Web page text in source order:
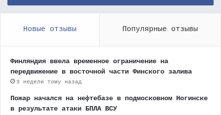
Новые отзывы Популярные отзывы
Финляндия ввела временное ограничение на
передвижение в восточной части Финского залива
3 недели тому назад
Пожар начался на нефтебазе в подмосковном Ногинске
в результате атаки БПЛА ВСУ